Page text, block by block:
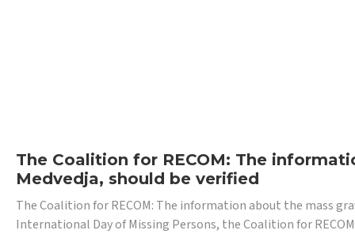
The Coalition for RECOM: The
Medvedja, should be verified
The Coalition for RECOM: The information about the mass
International Day of Missing Persons, the Coalition for